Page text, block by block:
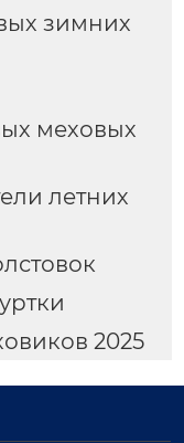
зимних
меховых
летних
2025